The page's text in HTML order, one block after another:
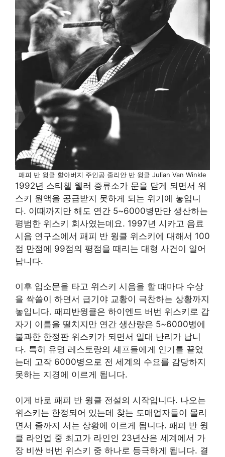
패피 반 윙클 할아버지 주인공 줄리안 반 윙클 Julian Van Winkle
1992년 스티첼 웰러 증류소가 문을 닫게 되면서 위
스키 원액을 공급받지 못하게 되는 위기에 놓입니
다. 이때까지만 해도 연간 5~6000병만만 생산하는
평범한 위스키 회사였는데요. 1997년 시카고 음료
시음 연구소에서 패피 반 윙클 위스키에 대해서 100
점 만점에 99점의 평점을 때리는 대형 사건이 일어
납니다.
이후 입소문을 타고 위스키 시음을 할 때마다 수상
을 싹쓸이 하면서 급기야 교황이 극찬하는 상황까지
놓입니다. 패피반윙클은 하이엔드 버번 위스키로 갑
자기 이름을 떨치지만 연간 생산량은 5~6000병에
불과한 한정판 위스키가 되면서 일대 난리가 납니
다. 특히 유명 레스토랑의 셰프들에게 인기를 끌었
는데 고작 6000병으로 전 세계의 수요를 감당하지
못하는 지경에 이르게 됩니다.
이게 바로 패피 반 윙클 전설의 시작입니다. 나오는
위스키는 한정되어 있는데 찾는 도매업자들이 몰리
면서 줄까지 서는 상황에 이르게 됩니다. 패피 반 윙
클 라인업 중 최고가 라인인 23년산은 세계에서 가
장 비싼 버번 위스키 중 하나로 등극하게 됩니다. 결